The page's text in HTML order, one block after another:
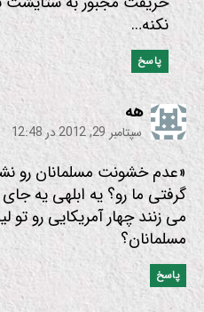
نکنه…
پاسخ
هه
سپتامبر 29, 2012 در 12:48
«عدم خشونت مسلمانان رو
گرفتی ما رو؟ یه ابلهی یه
می زنند چهار آمریکایی رو
مسلمانان؟
پاسخ